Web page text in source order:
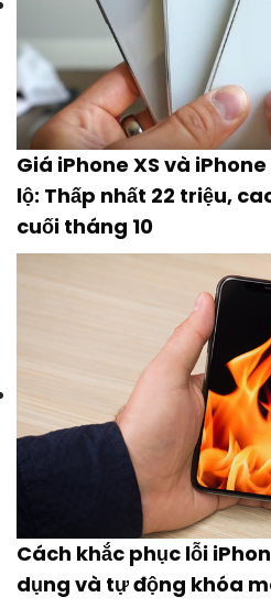
Giá iPhone XS và
lộ: Thấp nhất 22 triệu,
cuối tháng 10
Cách khắc phục lỗi
dụng và tự động khóa